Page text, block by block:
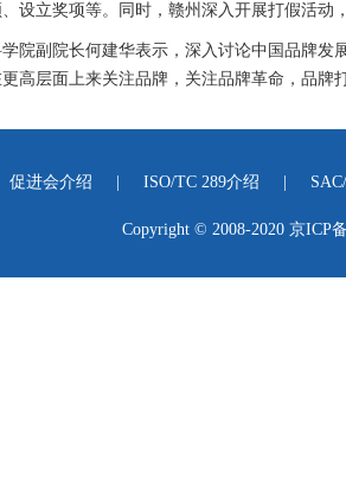
设立奖项等。同时，赣州深入开展打假活动
副院长何建华表示，深入讨论中国品牌发
高层面上来关注品牌，关注品牌革命，品牌
促进会介绍 ISO/TC 289介绍
Copyright © 2008-2020 京ICP